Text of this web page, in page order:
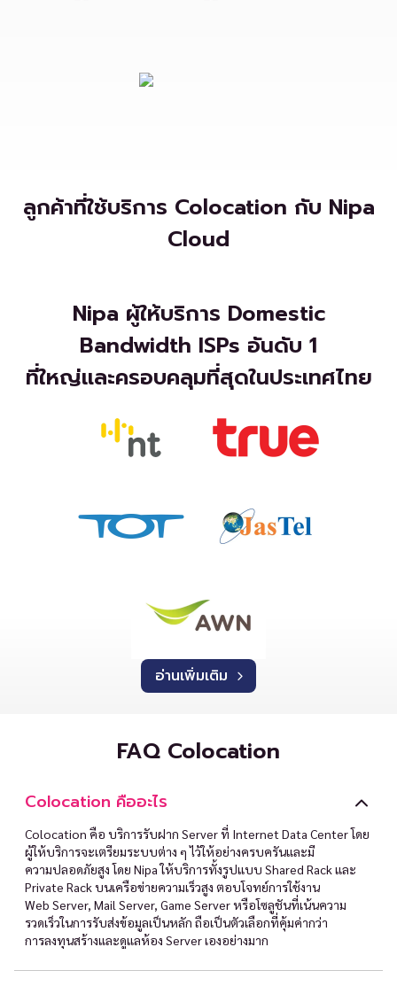
ลูกค้าที่ใช้บริการ Colocation กับ Nipa
Cloud
Nipa ผู้ให้บริการ Domestic
Bandwidth ISPs อันดับ 1
ที่ใหญ่และครอบคลุมที่สุดในประเทศไทย
อ่านเพิ่มเติม
FAQ Colocation
Colocation คืออะไร
Colocation คือ บริการรับฝาก Server ที่ Internet Data Center โดย
ผู้ให้บริการจะเตรียมระบบต่าง ๆ ไว้ให้อย่างครบครันและมี
ความปลอดภัยสูง โดย Nipa ให้บริการทั้งรูปแบบ Shared Rack และ
Private Rack บนเครือข่ายความเร็วสูง ตอบโจทย์การใช้งาน
Web Server, Mail Server, Game Server หรือโซลูชันที่เน้นความ
รวดเร็วในการรับส่งข้อมูลเป็นหลัก ถือเป็นตัวเลือกที่คุ้มค่ากว่า
การลงทุนสร้างและดูแลห้อง Server เองอย่างมาก